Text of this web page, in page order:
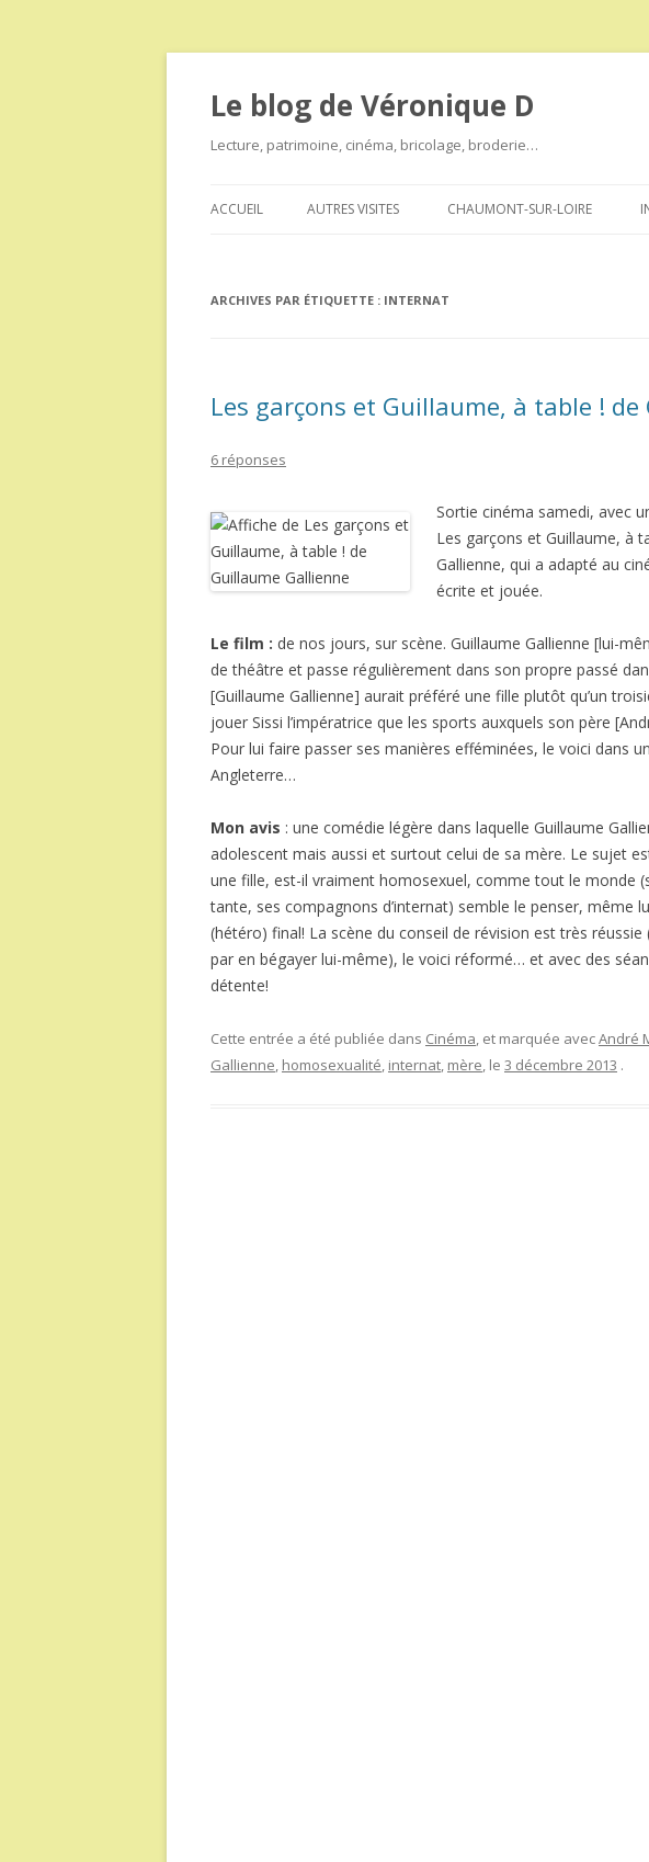
Le blog de Véronique D
Lecture, patrimoine, cinéma, bricolage, broderie…
ACCUEIL AUTRES VISITES CHAUMONT-SUR-LOIRE
ARCHIVES PAR ÉTIQUETTE : INTERNAT
Les garçons et Guillaume, à table !
6 réponses
Sortie cinéma samedi, avec
Les garçons et Guillaume, à
Gallienne, qui a adapté au
écrite et jouée.
Le film : de nos jours, sur scène. Guillaume Gallienne [lui-
de théâtre et passe régulièrement dans son propre passé
[Guillaume Gallienne] aurait préféré une fille plutôt qu’un
jouer Sissi l’impératrice que les sports auxquels son père
Pour lui faire passer ses manières efféminées, le voici dans
Angleterre…
Mon avis : une comédie légère dans laquelle Guillaume
adolescent mais aussi et surtout celui de sa mère. Le sujet
une fille, est-il vraiment homosexuel, comme tout le monde
tante, ses compagnons d’internat) semble le penser, même
(hétéro) final! La scène du conseil de révision est très
par en bégayer lui-même), le voici réformé… et avec des
détente!
Cette entrée a été publiée dans Cinéma, et marquée avecAndré
Gallienne, homosexualité, internat, mère, le 3 décembre 2013 .